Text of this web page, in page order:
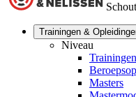
Trainingen &
Niveau
Trainingen
Masters